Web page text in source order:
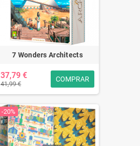
7 Wonders Architects
37,79 €
41,99 €
COMPRAR
-20%